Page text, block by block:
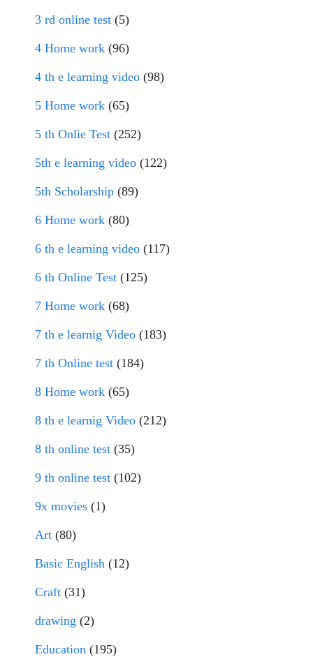
3 rd online test (5)
4 Home work (96)
4 th e learning video (98)
5 Home work (65)
5 th Onlie Test (252)
5th e learning video (122)
5th Scholarship (89)
6 Home work (80)
6 th e learning video (117)
6 th Online Test (125)
7 Home work (68)
7 th e learnig Video (183)
7 th Online test (184)
8 Home work (65)
8 th e learnig Video (212)
8 th online test (35)
9 th online test (102)
9x movies (1)
Art (80)
Basic English (12)
Craft (31)
drawing (2)
Education (195)